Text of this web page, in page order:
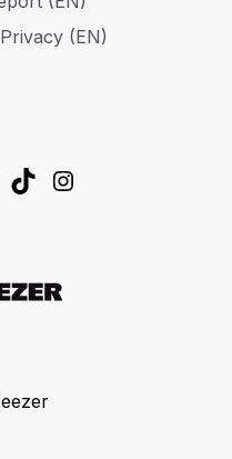
(EN)
TikTokInstagram